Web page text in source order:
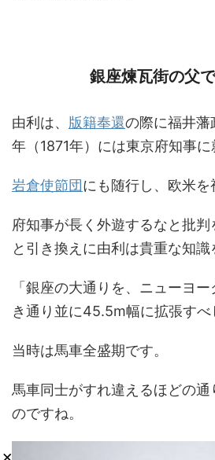
銀座煉瓦街の父
由利は、 版籍奉還の際に福井
年（1871年）には東京府知事に
岩倉使節団にも随行し、欧米を
府知事が長く外遊するなと批
と引き換えに由利は貴重な知識
「銀座の大通りを、ニューヨ
き通り並に45.5m幅に拡張すべ
当時は馬車全盛期です。
馬車同士がすれ違えるほどの
のですね。